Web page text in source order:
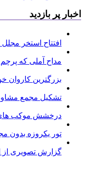
اخبار پر بازدید
افتتاح استخر
مداح آملی که
بزرگترین کاروان
تشکیل مجمع
درخشش موکب
تور یکروزه بدون
گزارش تصویری از